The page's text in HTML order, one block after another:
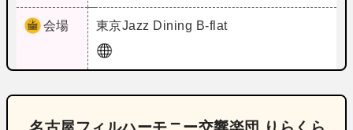
会場 東京Jazz Dining B-flat